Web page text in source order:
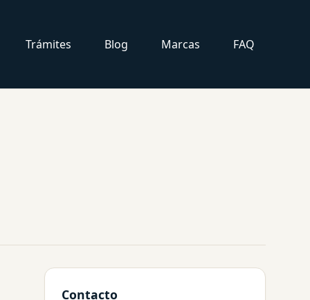
Trámites Blog Marcas FAQ
Contacto